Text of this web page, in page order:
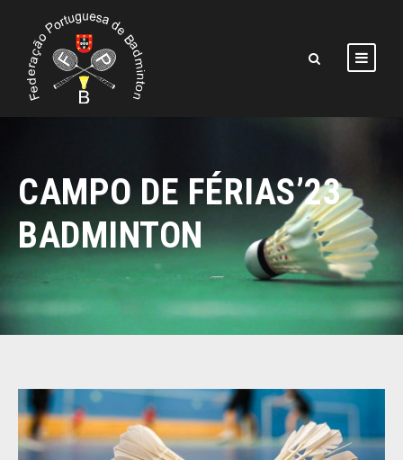
CAMPO DE FÉRIAS’23
BADMINTON